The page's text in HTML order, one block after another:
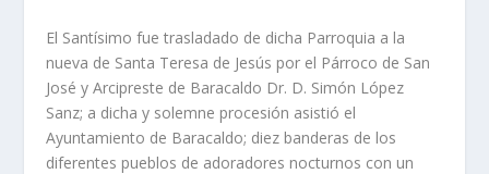
El Santí­simo fue trasladado de dicha Parroquia a la
nueva de Santa Teresa de Jesús por el Párroco de San
José y Arcipreste de Baracaldo Dr. D. Simón López
Sanz; a dicha y solemne procesión asistió el
Ayuntamiento de Baracaldo; diez banderas de los
diferentes pueblos de adoradores nocturnos con un